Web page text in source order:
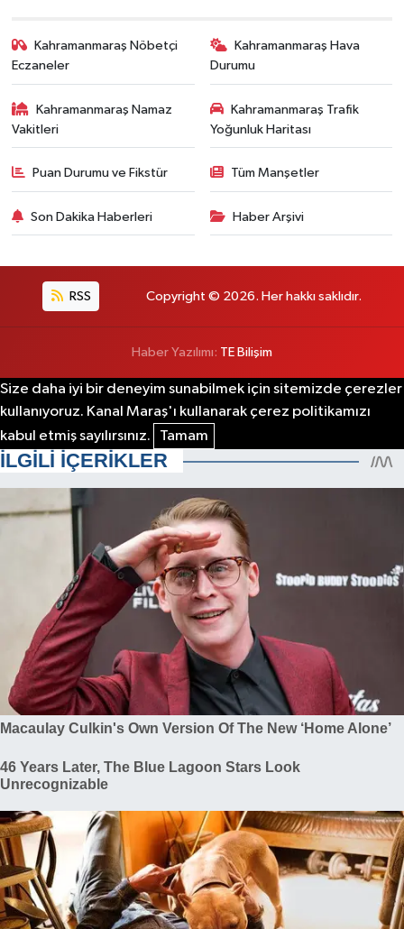
Kahramanmaraş Nöbetçi
Eczaneler
Kahramanmaraş Hava
Durumu
Kahramanmaraş Namaz
Vakitleri
Kahramanmaraş Trafik
Yoğunluk Haritası
Puan Durumu ve Fikstür Tüm Manşetler
Son Dakika Haberleri Haber Arşivi
RSS Copyright © 2026. Her hakkı saklıdır.
Haber Yazılımı: TE Bilişim
Size daha iyi bir deneyim sunabilmek için sitemizde çerezler
kullanıyoruz. Kanal Maraş'ı kullanarak çerez politikamızı
kabul etmiş sayılırsınız.
Tamam